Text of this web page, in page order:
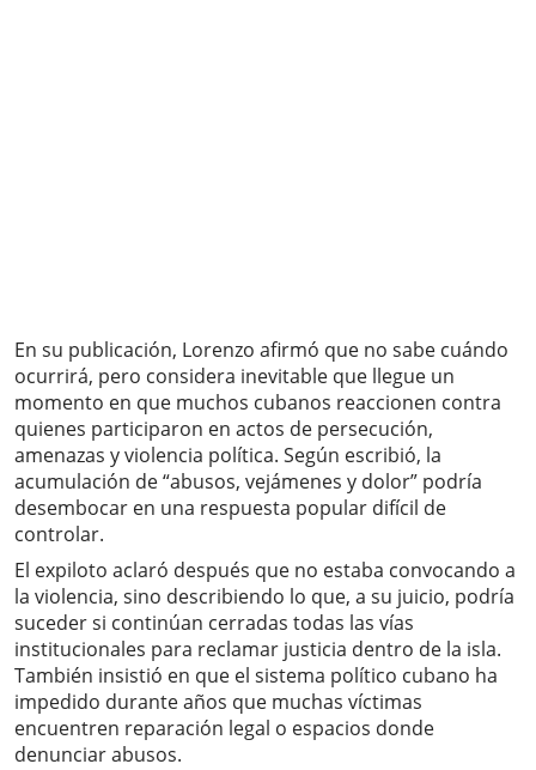
En su publicación, Lorenzo afirmó que no sabe cuándo
ocurrirá, pero considera inevitable que llegue un
momento en que muchos cubanos reaccionen contra
quienes participaron en actos de persecución,
amenazas y violencia política. Según escribió, la
acumulación de “abusos, vejámenes y dolor” podría
desembocar en una respuesta popular difícil de
controlar.
El expiloto aclaró después que no estaba convocando a
la violencia, sino describiendo lo que, a su juicio, podría
suceder si continúan cerradas todas las vías
institucionales para reclamar justicia dentro de la isla.
También insistió en que el sistema político cubano ha
impedido durante años que muchas víctimas
encuentren reparación legal o espacios donde
denunciar abusos.